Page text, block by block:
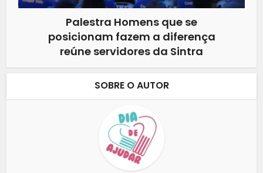
Palestra Homens que se
posicionam fazem a diferença
reúne servidores da Sintra
SOBRE O AUTOR